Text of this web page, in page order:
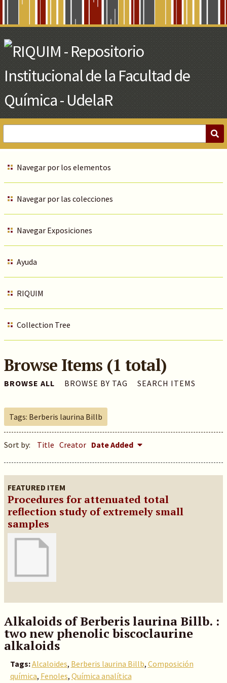
Main
Content
Navegar por los elementos
Navegar por las colecciones
Navegar Exposiciones
Ayuda
RIQUIM
Collection Tree
Browse Items (1 total)
BROWSE ALL BROWSE BY TAG SEARCH ITEMS
Tags: Berberis laurina Billb
Sort by: Title Creator Date Added
FEATURED ITEM
Procedures for attenuated total
reflection study of extremely small
samples
Alkaloids of Berberis laurina Billb. :
two new phenolic biscoclaurine
alkaloids
Tags:Alcaloides, Berberis laurina Billb, Composición
química, Fenoles, Química analítica